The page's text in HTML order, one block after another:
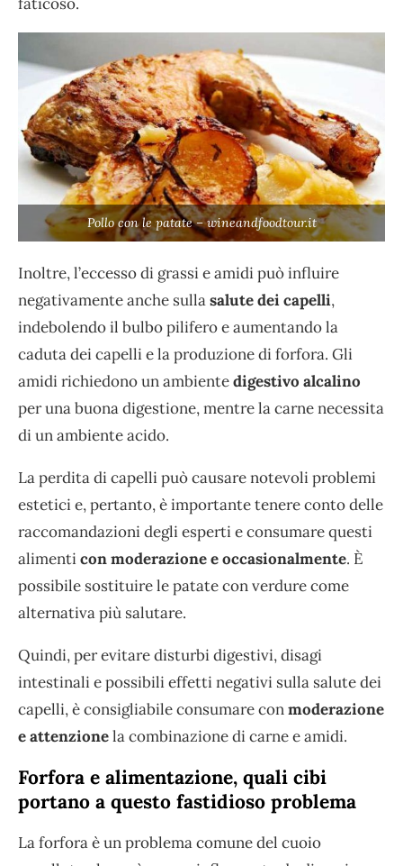
faticoso.
Pollo con le patate – wineandfoodtour.it
Inoltre, l’eccesso di grassi e amidi può influire
negativamente anche sullasalute dei capelli,
indebolendo il bulbo pilifero e aumentando la
caduta dei capelli e la produzione di forfora. Gli
amidi richiedono un ambientedigestivo alcalino
per una buona digestione, mentre la carne necessita
di un ambiente acido.
La perdita di capelli può causare notevoli problemi
estetici e, pertanto, è importante tenere conto delle
raccomandazioni degli esperti e consumare questi
alimenticon moderazione e occasionalmente. È
possibile sostituire le patate con verdure come
alternativa più salutare.
Quindi, per evitare disturbi digestivi, disagi
intestinali e possibili effetti negativi sulla salute dei
capelli, è consigliabile consumare conmoderazione
e attenzionela combinazione di carne e amidi.
Forfora e alimentazione, quali cibi
portano a questo fastidioso problema
La forfora è un problema comune del cuoio